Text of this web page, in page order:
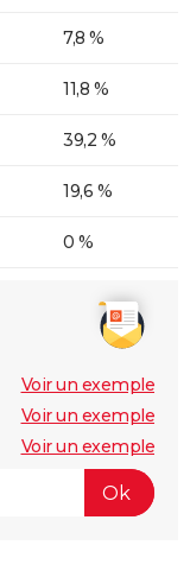
7,8 %
11,8 %
39,2 %
19,6 %
0 %
Voir un exemple
Voir un exemple
Voir un exemple